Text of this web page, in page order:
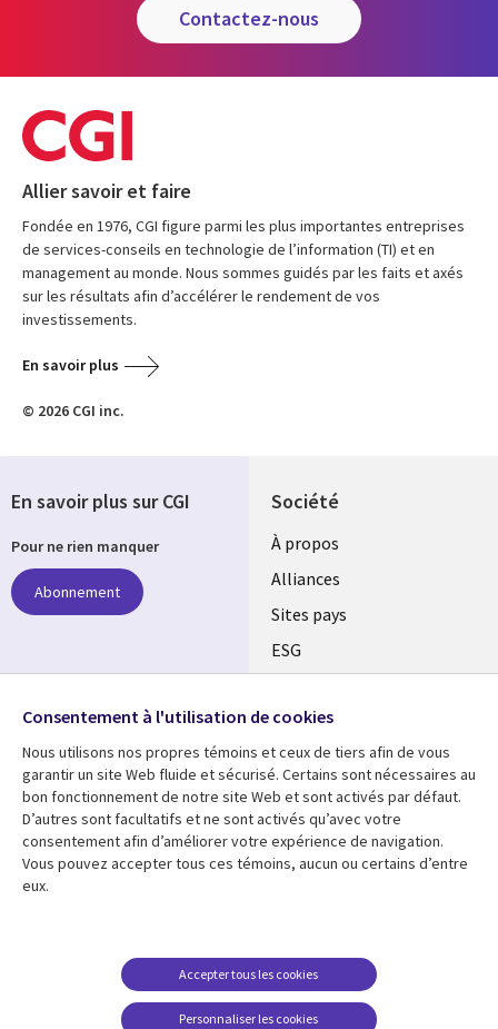
contactez-nous
Allier savoir et faire
Fondée en 1976, CGI figure parmi les plus importantes entreprises
de services-conseils en technologie de l’information (TI) et en
management au monde. Nous sommes guidés par les faits et axés
sur les résultats afin d’accélérer le rendement de vos
investissements.
En savoir plus
© 2026 CGI inc.
Société
À propos
Alliances
Sites pays
ESG
Fusions
Salle de presse
Ressources
Articles
Études de cas
Support
Restrictions et
conditions juridiques
En savoir plus sur CGI
Pour ne rien manquer
Abonnement
Suivez-nous
Social
Media
Global
FR
Consentement à l'utilisation de cookies
Nous utilisons nos propres témoins et ceux de tiers afin de vous
garantir un site Web fluide et sécurisé. Certains sont nécessaires au
bon fonctionnement de notre site Web et sont activés par défaut.
D’autres sont facultatifs et ne sont activés qu’avec votre
consentement afin d’améliorer votre expérience de navigation.
Vous pouvez accepter tous ces témoins, aucun ou certains d’entre
eux.
Personnaliser les cookies
Accepter tous les cookies